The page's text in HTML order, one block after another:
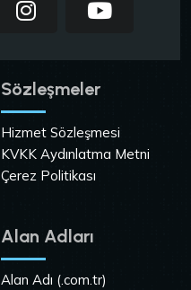
Sözleşmeler
Hizmet Sözleşmesi
KVKK Aydınlatma Metni
Çerez Politikası
Alan Adları
Alan Adı (.com.tr)